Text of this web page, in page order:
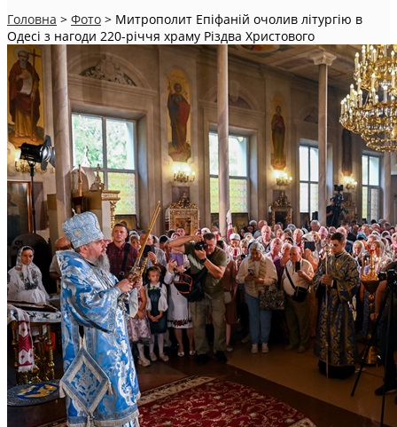
Головна > Фото > Митрополит Епіфаній очолив літургію в
Одесі з нагоди 220-річчя храму Різдва Христового